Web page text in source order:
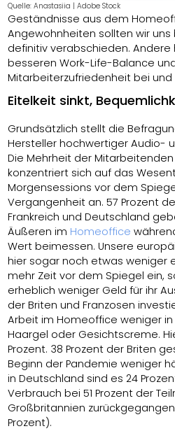
Quelle: Anastasiia | Adobe Stock
Geständnisse aus dem
Angewohnheiten sollten wir uns
definitiv verabschieden.
besseren Work-Life-Balance
Mitarbeiterzufriedenheit bei
Eitelkeit sinkt,
Grundsätzlich stellt die
Hersteller hochwertiger Audio-
Die Mehrheit der
konzentriert sich auf das
Morgensessions vor dem
Vergangenheit an. 57 Prozent
Frankreich und Deutschland
Äußeren im Homeoffice
Wert beimessen. Unsere
hier sogar noch etwas weniger
mehr Zeit vor dem Spiegel ein,
erheblich weniger Geld für ihr
der Briten und Franzosen
Arbeit im Homeoffice weniger
Haargel oder Gesichtscreme.
Prozent. 38 Prozent der Briten
Beginn der Pandemie weniger
in Deutschland sind es 24
Verbrauch bei 51 Prozent der
Großbritannien
Prozent).